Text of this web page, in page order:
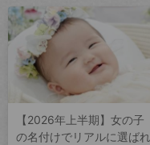
【2026年上半期】女の子
の名付けでリアルに選ばれ